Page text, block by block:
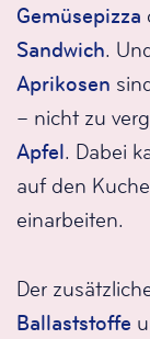
Gemüsepizza
Sandwich.
Aprikosen
– nicht zu
Apfel. Dabei
auf den
einarbeiten.
Der
Ballaststoffe